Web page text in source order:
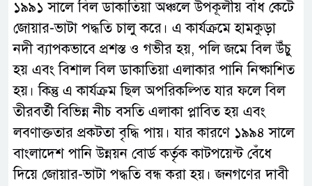
১৯৯১ সালে বিল ডাকাতিয়া অঞ্চলে উপকূলীয় বাঁধ কেটে
জোয়ার-ভাটা পদ্ধতি চালু করে। এ কার্যক্রমে হামকুড়া
নদী ব্যাপকভাবে প্রশস্ত ও গভীর হয়, পলি জমে বিল উঁচু
হয় এবং বিশাল বিল ডাকাতিয়া এলাকার পানি নিষ্কাশিত
হয়। কিন্তু এ কার্যক্রম ছিল অপরিকল্পিত যার ফলে বিল
তীরবর্তী বিভিন্ন নীচ বসতি এলাকা প্লাবিত হয় এবং
লবণাক্ততার প্রকটতা বৃদ্ধি পায়। যার কারণে ১৯৯৪ সালে
বাংলাদেশ পানি উন্নয়ন বোর্ড কর্তৃক কাটপয়েন্ট বেঁধে
দিয়ে জোয়ার-ভাটা পদ্ধতি বন্ধ করা হয়। জনগণের দাবী